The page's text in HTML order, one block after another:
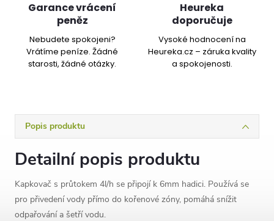
Garance vrácení
peněz
Nebudete spokojeni?
Vrátíme peníze. Žádné
starosti, žádné otázky.
Heureka
doporučuje
Vysoké hodnocení na
Heureka.cz – záruka kvality
a spokojenosti.
Popis produktu
Detailní popis produktu
Kapkovač s průtokem 4l/h se připojí k 6mm hadici. Používá se
pro přivedení vody přímo do kořenové zóny, pomáhá snížit
odpařování a šetří vodu.